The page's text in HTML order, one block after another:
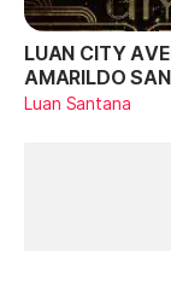
LUAN CITY
AMARILDO
(Ao Vivo)
Luan Santana